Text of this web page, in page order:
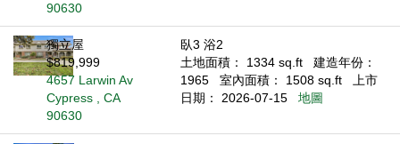
90630
獨立屋
$819,999
4657 Larwin Av
Cypress , CA
90630
臥3 浴2
土地面積： 1334 sq.ft
建造年份：
1965
室內面積： 1508 sq.ft
上市
日期： 2026-07-15
地圖